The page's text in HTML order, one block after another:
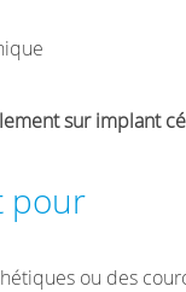
sur implant
pour
ou des